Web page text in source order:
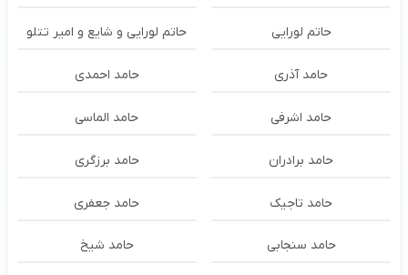
حاتم لورایی حاتم لورایی و شایع و امیر تتلو
حامد آذری حامد احمدی
حامد اشرفی حامد الماسی
حامد برادران حامد برزگری
حامد تاجیک حامد جعفری
حامد سنجابی حامد شیخ